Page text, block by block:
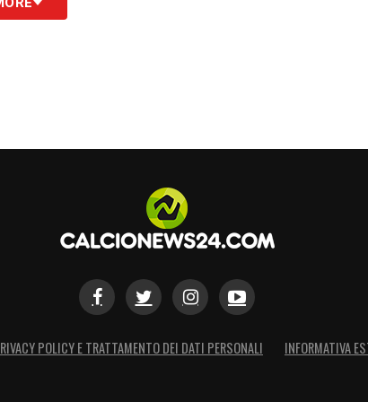
diverso e con responsabilità di primo
direttore dell’area internazionale
l’anno successivo. Un percorso che gli ha
di altissimo livello, affrontando
POLICY E TRATTAMENTO DEI DATI PERSONALI INFORMATIVA